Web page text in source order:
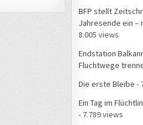
BFP stellt
Jahresende ein –
8.005 views
Endstation
Fluchtwege
Die erste Bleibe -
Ein Tag im
- 7.789 views